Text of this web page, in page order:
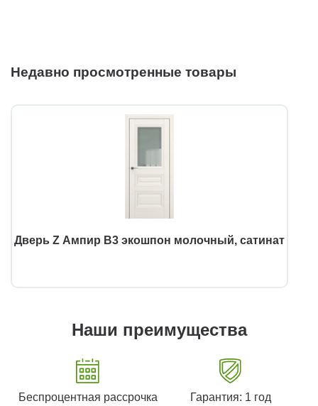
Недавно просмотренные товары
Дверь Z Ампир В3 экошпон молочный, сатинат
Наши преимущества
Беспроцентная рассрочка
Гарантия: 1 год